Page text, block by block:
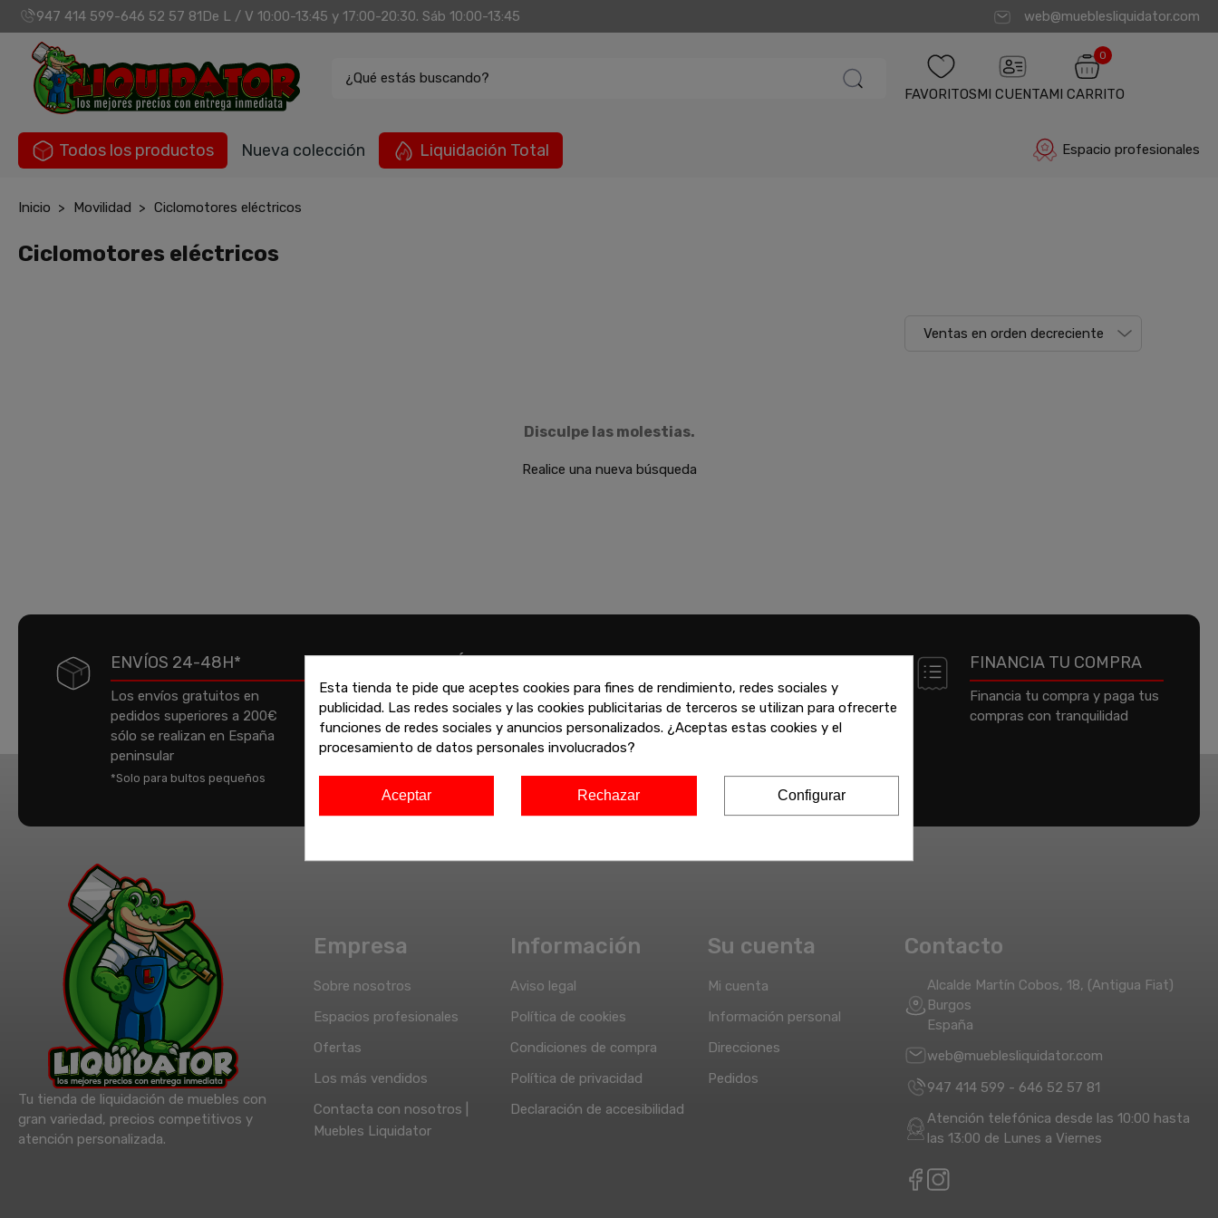
947 414 599-646 52 57 81De L / V 10:00-13:45 y 17:00-20:30. Sáb 10:00-13:45 web@mueblesliquidator.com
¿Qué estás buscando?
FAVORITOSMI CUENTA
0
MI CARRITO
Todos los productos Nueva colección Liquidación Total Espacio profesionales
Inicio Movilidad Ciclomotores eléctricos
Ciclomotores eléctricos
Disculpe las molestias.
Realice una nueva búsqueda
ENVÍOS 24-48H*
Los envíos gratuitos en
pedidos superiores a 200€
sólo se realizan en España
peninsular
*Solo para bultos pequeños
ATENCIÓN
PERSONALIZADA
Puede contactar con nosotros
a través de la web, teléfono o
en cualquiera de nuestras
tiendas
VARIAS FORMAS DE
PAGO
Puede pagar con tarjeta de
crédito, Paypal, Bizum o
FINANCIA TU COMPRA
Financia tu compra y paga tus
compras con tranquilidad
Tu tienda de liquidación de muebles con
gran variedad, precios competitivos y
atención personalizada.
Empresa
Sobre nosotros
Espacios profesionales
Ofertas
Los más vendidos
Contacta con nosotros |
Muebles Liquidator
Información
Aviso legal
Política de cookies
Condiciones de compra
Política de privacidad
Declaración de accesibilidad
Su cuenta
Mi cuenta
Información personal
Direcciones
Pedidos
Contacto
Alcalde Martín Cobos, 18, (Antigua Fiat)
Burgos
España
web@mueblesliquidator.com
947 414 599 - 646 52 57 81
Atención telefónica desde las 10:00 hasta
las 13:00 de Lunes a Viernes
Esta tienda te pide que aceptes cookies para fines de rendimiento, redes sociales y
publicidad. Las redes sociales y las cookies publicitarias de terceros se utilizan para ofrecerte
funciones de redes sociales y anuncios personalizados. ¿Aceptas estas cookies y el
procesamiento de datos personales involucrados?
Aceptar Rechazar Configurar